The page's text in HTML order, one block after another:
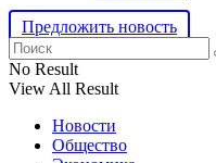
Предложить новость
No Result
View All Result
Новости
Общество